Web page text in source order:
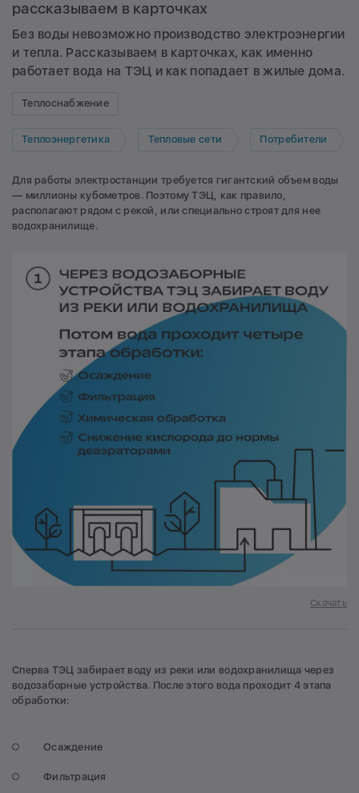
рассказываем в карточках
Без воды невозможно производство электроэнергии
и тепла. Рассказываем в карточках, как именно
работает вода на ТЭЦ и как попадает в жилые дома.
Теплоснабжение
Теплоэнергетика Тепловые сети Потребители
Для работы электростанции требуется гигантский объем воды
— миллионы кубометров. Поэтому ТЭЦ, как правило,
располагают рядом с рекой, или специально строят для нее
водохранилище.
Скачать
Сперва ТЭЦ забирает воду из реки или водохранилища через
водозаборные устройства. После этого вода проходит 4 этапа
обработки:
Осаждение
Фильтрация